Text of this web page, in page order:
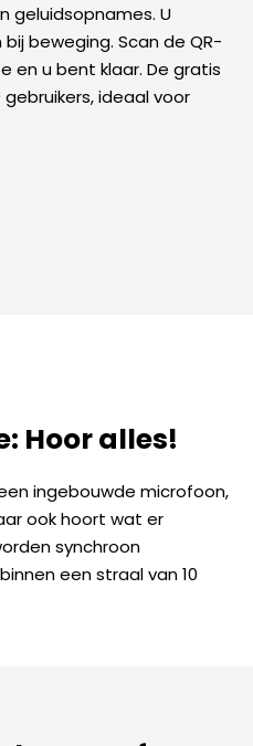
geluidsopnames. U
beweging. Scan de QR-
en u bent klaar. De gratis
ideaal voor
Hoor alles!
ingebouwde microfoon,
ook hoort wat er
synchroon
een straal van 10